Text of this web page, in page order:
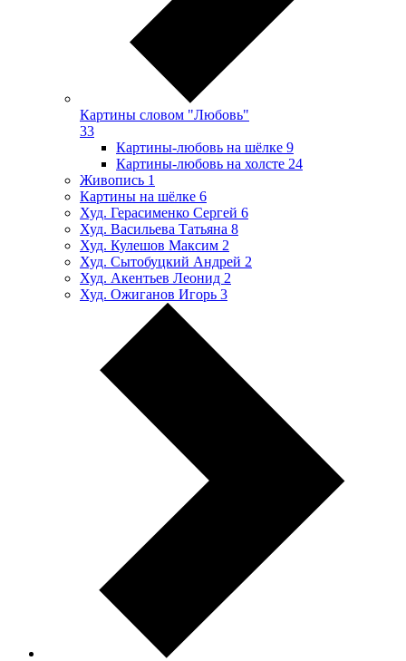
Картины словом "Любовь"
33
Картины-любовь на шёлке 9
Картины-любовь на холсте 24
Живопись 1
Картины на шёлке 6
Худ. Герасименко Сергей 6
Худ. Васильева Татьяна 8
Худ. Кулешов Максим 2
Худ. Сытобуцкий Андрей 2
Худ. Акентьев Леонид 2
Худ. Ожиганов Игорь 3